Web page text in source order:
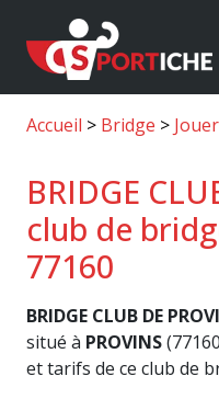
Accueil Bridge
BRIDGE
club de
77160
BRIDGE CLUB DE
situé à PROVINS
et tarifs de ce club de